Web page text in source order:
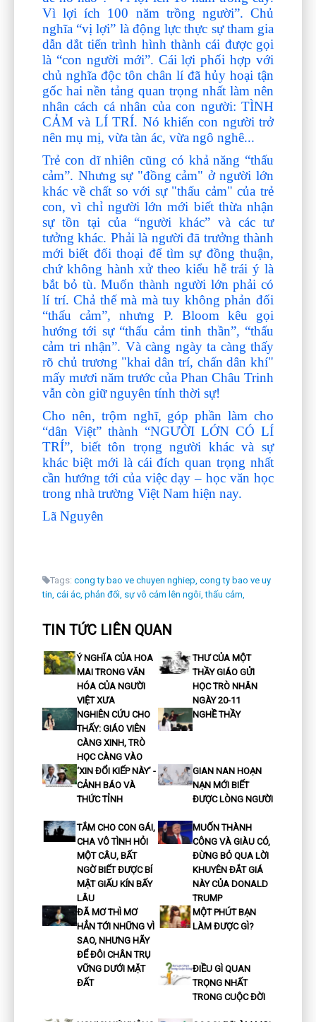
Vì lợi ích 100 năm trồng người”. Chủ
nghĩa “vị lợi” là động lực thực sự tham gia
dẫn dắt tiến trình hình thành cái được gọi
là “con người mới”. Cái lợi phối hợp với
chủ nghĩa độc tôn chân lí đã hủy hoại tận
gốc hai nền tảng quan trọng nhất làm nên
nhân cách cá nhân của con người: TÌNH
CẢM và LÍ TRÍ. Nó khiến con người trở
nên mụ mị, vừa tàn ác, vừa ngô nghê...
Trẻ con dĩ nhiên cũng có khả năng “thấu
cảm”. Nhưng sự "đồng cảm" ở người lớn
khác về chất so với sự "thấu cảm" của trẻ
con, vì chỉ người lớn mới biết thừa nhận
sự tồn tại của “người khác” và các tư
tưởng khác. Phải là người đã trưởng thành
mới biết đối thoại để tìm sự đồng thuận,
chứ không hành xử theo kiểu hễ trái ý là
bắt bỏ tù. Muốn thành người lớn phải có
lí trí. Chả thế mà mà tuy không phản đối
“thấu cảm”, nhưng P. Bloom kêu gọi
hướng tới sự “thấu cảm tinh thần”, “thấu
cảm tri nhận”. Và càng ngày ta càng thấy
rõ chủ trương "khai dân trí, chấn dân khí"
mấy mươi năm trước của Phan Châu Trinh
vẫn còn giữ nguyên tính thời sự!
Cho nên, trộm nghĩ, góp phần làm cho
“dân Việt” thành “NGƯỜI LỚN CÓ LÍ
TRÍ”, biết tôn trọng người khác và sự
khác biệt mới là cái đích quan trọng nhất
cần hướng tới của việc dạy – học văn học
trong nhà trường Việt Nam hiện nay.
Lã Nguyên
Tags: cong ty bao ve chuyen nghiep, cong ty bao ve uy
tin, cái ác, phản đối, sự vô cảm lên ngôi, thấu cảm,
TIN TỨC LIÊN QUAN
Ý NGHĨA CỦA HOA
MAI TRONG VĂN
HÓA CỦA NGƯỜI
VIỆT XƯA
THƯ CỦA MỘT
THẦY GIÁO GỬI
HỌC TRÒ NHÂN
NGÀY 20-11
NGHIÊN CỨU CHO
THẤY: GIÁO VIÊN
CÀNG XINH, TRÒ
HỌC CÀNG VÀO
NGHỀ THẦY
‘XIN ĐỔI KIẾP NÀY’ -
CẢNH BÁO VÀ
THỨC TỈNH
GIAN NAN HOẠN
NẠN MỚI BIẾT
ĐƯỢC LÒNG NGƯỜI
TẮM CHO CON GÁI,
CHA VÔ TÌNH HỎI
MỘT CÂU, BẤT
NGỜ BIẾT ĐƯỢC BÍ
MẬT GIẤU KÍN BẤY
LÂU
MUỐN THÀNH
CÔNG VÀ GIÀU CÓ,
ĐỪNG BỎ QUA LỜI
KHUYÊN ĐẮT GIÁ
NÀY CỦA DONALD
TRUMP
ĐÃ MƠ THÌ MƠ
HẲN TỚI NHỮNG VÌ
SAO, NHƯNG HÃY
ĐỂ ĐÔI CHÂN TRỤ
VỮNG DƯỚI MẶT
ĐẤT
MỘT PHÚT BẠN
LÀM ĐƯỢC GÌ?
ĐIỀU GÌ QUAN
TRỌNG NHẤT
TRONG CUỘC ĐỜI